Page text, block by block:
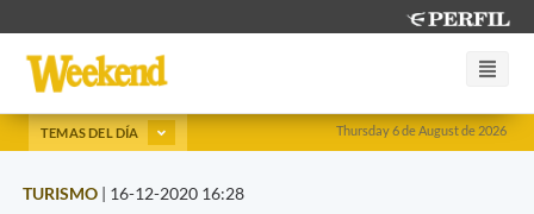
Thursday 6 de August de 2026
TEMAS DEL DÍA
TURISMO | 16-12-2020 16:28